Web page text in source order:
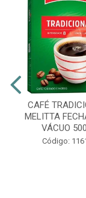
CAFÉ
MELITTA
VÁCUO
Código: